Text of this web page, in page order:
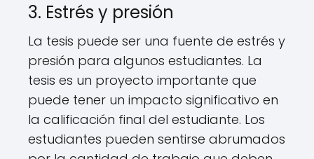
3. Estrés y presión
La tesis puede ser una fuente de estrés y
presión para algunos estudiantes. La
tesis es un proyecto importante que
puede tener un impacto significativo en
la calificación final del estudiante. Los
estudiantes pueden sentirse abrumados